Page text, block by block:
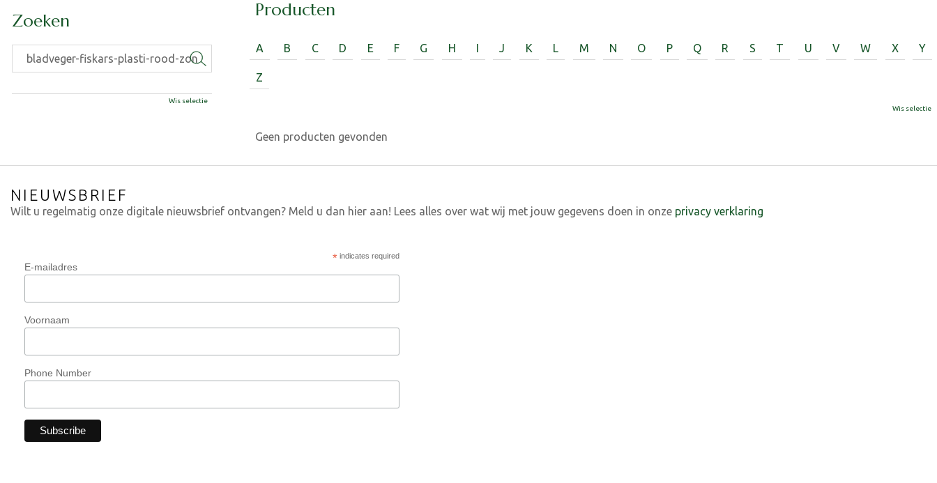
Producten
A B C D E F G H I J K L M N O P Q R S T U V W X Y
Z
Wis selectie
Geen producten gevonden
Zoeken
Wis selectie
NIEUWSBRIEF
Wilt u regelmatig onze digitale nieuwsbrief ontvangen? Meld u dan hier aan! Lees alles over wat wij met jouw gegevens doen in onze privacy verklaring
*indicates required
E-mailadres
Voornaam
Phone Number